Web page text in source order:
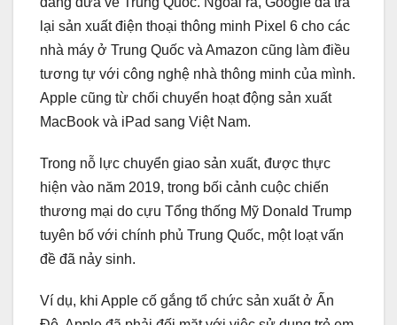
lại sản xuất điện thoại thông minh Pixel 6 cho các
nhà máy ở Trung Quốc và Amazon cũng làm điều
tương tự với công nghệ nhà thông minh của mình.
Apple cũng từ chối chuyển hoạt động sản xuất
MacBook và iPad sang Việt Nam.
Trong nỗ lực chuyển giao sản xuất, được thực
hiện vào năm 2019, trong bối cảnh cuộc chiến
thương mại do cựu Tổng thống Mỹ Donald Trump
tuyên bố với chính phủ Trung Quốc, một loạt vấn
đề đã nảy sinh.
Ví dụ, khi Apple cố gắng tổ chức sản xuất ở Ấn